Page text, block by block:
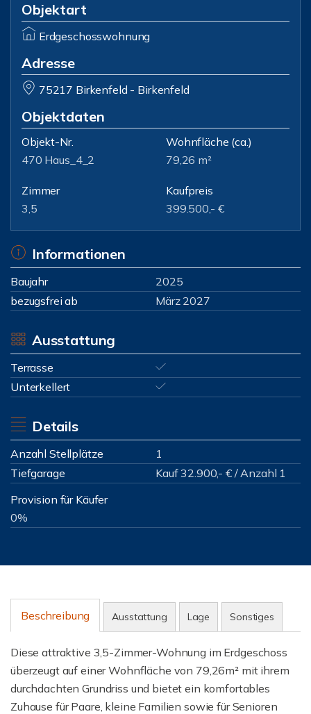
Objektart
Erdgeschosswohnung
Adresse
75217 Birkenfeld - Birkenfeld
Objektdaten
Objekt-Nr.
470 Haus_4_2
Wohnfläche (ca.)
79,26 m²
Zimmer
3,5
Kaufpreis
399.500,- €
Informationen
Baujahr
2025
bezugsfrei ab
März 2027
Ausstattung
Terrasse
Unterkellert
Details
Anzahl Stellplätze
1
Tiefgarage
Kauf 32.900,- € / Anzahl 1
Provision für Käufer
0%
Beschreibung Ausstattung Lage Sonstiges
Diese attraktive 3,5-Zimmer-Wohnung im Erdgeschoss
überzeugt auf einer Wohnfläche von 79,26m² mit ihrem
durchdachten Grundriss und bietet ein komfortables
Zuhause für Paare, kleine Familien sowie für Senioren